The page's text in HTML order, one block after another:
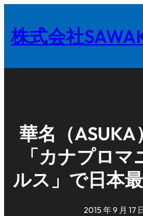
を
キ
株式会社
華名（ASUKA
「カナプロ
ルス」で日本
2015 年 9 月 17